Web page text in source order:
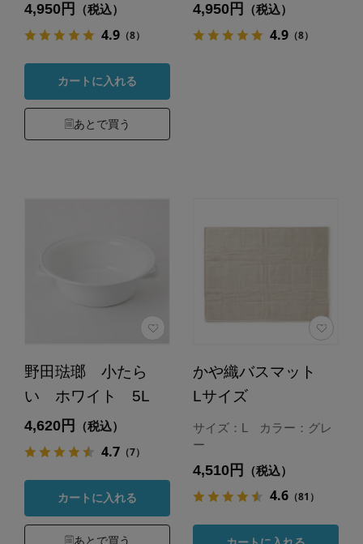
4,950円 （税込）
4.9（8）
カートに入れる
あとで買う
4,950円 （税込）
4.9（8）
野田琺瑯 小たら
い ホワイト 5L
4,620円 （税込）
4.7（7）
カートに入れる
あとで買う
かや織バスマット
Lサイズ
サイズ：L カラー：グレ
ー
4,510円 （税込）
4.6（81）